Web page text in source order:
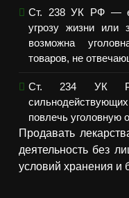
Ст. 238 УК РФ —
угрозу жизни или
возможна
товаров, не
Ст. 234 УК
повлечь уголовную
Продавать
деятельность без
условий хранения и